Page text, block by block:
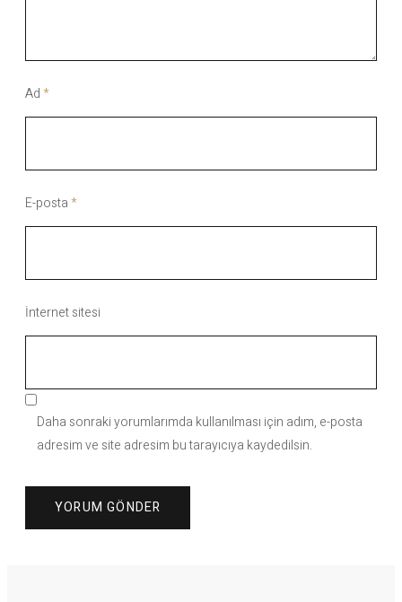
Ad*
E-posta*
İnternet sitesi
Daha sonraki yorumlarımda kullanılması için adım, e-posta
adresim ve site adresim bu tarayıcıya kaydedilsin.